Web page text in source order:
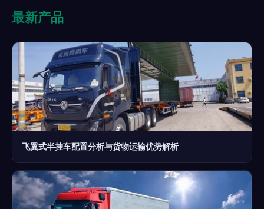
最新产品
飞翼式半挂车配置分析与货物运输优势解析